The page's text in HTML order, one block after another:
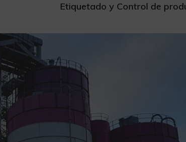
Etiquetado y Control de